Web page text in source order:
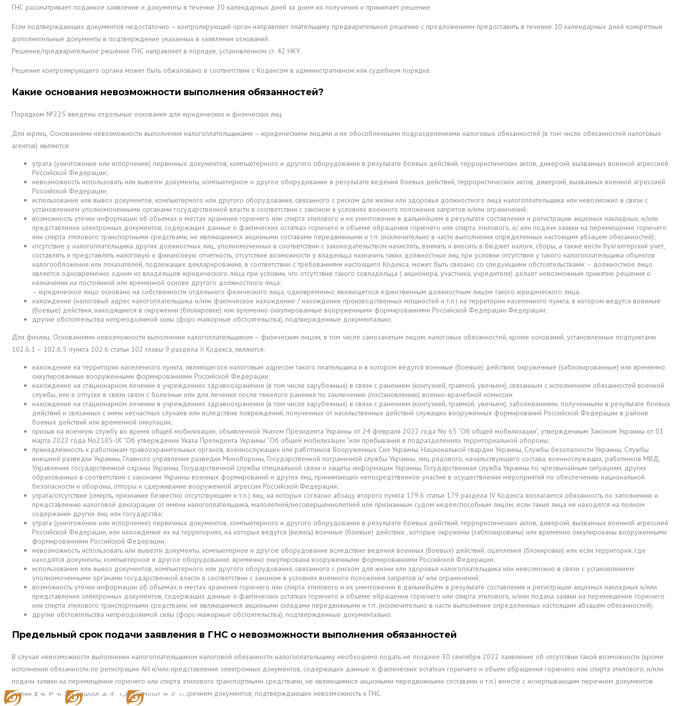
ГНС рассматривает поданное заявление и документы в течение 20 календарных дней за днем ​​их получения и принимает решение.
Если подтверждающих документов недостаточно – контролирующий орган направляет плательщику предварительное решение с предложением предоставить в течение 10 календарных дней конкретные
дополнительные документы в подтверждение указанных в заявлении оснований.
Решение/предварительное решение ГНС направляет в порядке, установленном ст. 42 НКУ.
Решение контролирующего органа может быть обжаловано в соответствии с Кодексом в административном или судебном порядке.
Какие основания невозможности выполнения обязанностей?
Порядком №225 введены отдельные основания для юридических и физических лиц.
Для юрлиц. Основаниями невозможности выполнения налогоплательщиками – юридическими лицами и их обособленными подразделениями налоговых обязанностей (в том числе обязанностей налоговых
агентов) являются:
утрата (уничтожение или испорчение) первичных документов, компьютерного и другого оборудования в результате боевых действий, террористических актов, диверсий, вызванных военной агрессией
Российской Федерации;
невозможность использовать или вывезти документы, компьютерное и другое оборудование в результате ведения боевых действий, террористических актов, диверсий, вызванных военной агрессией
Российской Федерации;
использование или вывоз документов, компьютерного или другого оборудования, связанного с риском для жизни или здоровья должностного лица налогоплательщика или невозможно в связи с
установлением уполномоченными органами государственной власти в соответствии с законом в условиях военного положения запретов и/или ограничений;
возможность утечки информации об объемах и местах хранения горючего или спирта этилового и их уничтожении в дальнейшем в результате составления и регистрации акцизных накладных, и/или
представления электронных документов, содержащих данные о фактических остатках горючего и объеме обращения горючего или спирта этилового, и/ или подачи заявки на перемещение горючего
или спирта этилового транспортными средствами, не являющимися акцизными составами передвижными и т.п. (исключительно в части выполнения определенных настоящим абзацем обязанностей);
отсутствие у налогоплательщика других должностных лиц, уполномоченных в соответствии с законодательством начислять, взимать и вносить в бюджет налоги, сборы, а также вести бухгалтерский учет,
составлять и представлять налоговую и финансовую отчетность, отсутствие возможности у владельца назначить таких должностных лиц при условии отсутствия у такого налогоплательщика объектов
налогообложения или показателей, подлежащих декларированию, в соответствии с требованиями настоящего Кодекса, может быть связано со следующими обстоятельствами: – должностное лицо
является одновременно одним из владельцев юридического лица при условии, что отсутствие такого совладельца ( акционера, участника, учредителя) делает невозможным принятие решения о
назначении на постоянной или временной основе другого должностного лица;
– юридическое лицо основано на собственности отдельного физического лица, одновременно являющегося единственным должностным лицом такого юридического лица.
нахождение (налоговый адрес налогоплательщика и/или фактическое нахождение / нахождение производственных мощностей и т.п.) на территории населенного пункта, в котором ведутся военные
(боевые) действия, находящиеся в окружении (блокировке) или временно оккупированные вооруженными формированиями Российской Федерации Федерации;
другие обстоятельства непреодолимой силы (форс-мажорные обстоятельства), подтвержденные документально.
Для физлиц. Основаниями невозможности выполнения налогоплательщиком – физическим лицом, в том числе самозанятым лицом, налоговых обязанностей, кроме оснований, установленных подпунктами
102.6.1 – 102.6.5 пункта 102.6 статьи 102 главы 9 раздела II Кодекса, являются:
нахождение на территории населенного пункта, являющегося налоговым адресом такого плательщика и в котором ведутся военные (боевые) действия, окруженные (заблокированные) или временно
оккупированные вооруженными формированиями Российской Федерации;
нахождение на стационарном лечении в учреждениях здравоохранения (в том числе зарубежных) в связи с ранением (контузией, травмой, увечьем), связанным с исполнением обязанностей военной
службы, или в отпуске в связи связи с болезнью или для лечения после тяжелого ранения по заключению (постановлению) военно-врачебной комиссии;
нахождение на стационарном лечении в учреждениях здравоохранения (в том числе зарубежных) в связи с ранением (контузией, травмой, увечьем), заболеваниями, полученными в результате боевых
действий и связанных с ними несчастных случаев или вследствие повреждений, полученных от насильственных действий служащих вооруженных формирований Российской Федерации в районе
боевых действий или временной оккупации;
призыв на военную службу во время общей мобилизации, объявленной Указом Президента Украины от 24 февраля 2022 года No 65 “Об общей мобилизации”, утвержденным Законом Украины от 03
марта 2022 года No2105-IX “Об утверждении Указа Президента Украины “Об общей мобилизации “или пребывания в подразделениях территориальной обороны;
принадлежность к работникам правоохранительных органов, военнослужащих или работников Вооруженных Сил Украины, Национальной гвардии Украины, Службы безопасности Украины, Службы
внешней разведки Украины, Главного управления разведки Минобороны, Государственной пограничной службы Украины, лиц рядового, начальствующего состава, военнослужащих, работников МВД,
Управление государственной охраны Украины, Государственной службы специальной связи и защиты информации Украины, Государственная служба Украины по чрезвычайным ситуациям, других
образованных в соответствии с законами Украины военных формирований и других лиц, принимающих непосредственное участие в осуществлении мероприятий по обеспечению национальной
безопасности и обороны, отпоры и сдерживание вооруженной агрессии Российской Федерации;
утрата/отсутствие (смерть, признание безвестно отсутствующим и т.п.) лиц, на которых согласно абзацу второго пункта 179.6 статьи 179 раздела IV Кодекса возлагается обязанность по заполнению и
представлению налоговой декларации от имени налогоплательщика, малолетней/несовершеннолетней или признанным судом недееспособным лицом, если такие лица не находятся на полном
содержании других лиц или государства;
утрата (уничтожение или испорчение) первичных документов, компьютерного и другого оборудования в результате боевых действий, террористических актов, диверсий, вызванных военной агрессией
Российской Федерации, или нахождение их на территориях, на которых ведутся (велись) военные (боевые) действия , которые окружены (заблокированы) или временно оккупированы вооруженными
формированиями Российской Федерации;
невозможность использовать или вывезти документы, компьютерное и другое оборудование вследствие ведения военных (боевых) действий, оцепления (блокировки) или если территория, где
находятся документы, компьютерное и другое оборудование, временно оккупирована вооруженными формированиями Российской Федерации;
использование или вывоз документов, компьютерного или другого оборудования, связанного с риском для жизни или здоровья налогоплательщика или невозможно в связи с установлением
уполномоченными органами государственной власти в соответствии с законом в условиях военного положения запретов и/ или ограничений;
возможность утечки информации об объемах и местах хранения горючего или спирта этилового и их уничтожении в дальнейшем в результате составления и регистрации акцизных накладных и/или
представления электронных документов, содержащих данные о фактических остатках горючего и объеме обращения горючего или спирта этилового, и/или подача заявки на перемещение горючего
или спирта этилового транспортными средствами, не являющимися акцизными складами передвижными и т.п. (исключительно в части выполнения определенных настоящим абзацем обязанностей);
другие обстоятельства непреодолимой силы (форс-мажорные обстоятельства), подтвержденные документально.
Предельный срок подачи заявления в ГНС о невозможности выполнения обязанностей
В случае невозможности выполнения налогоплательщиком налоговой обязанности налогоплательщику необходимо подать не позднее 30 сентября 2022 заявление об отсутствии такой возможности (кроме
исполнения обязанности по регистрации АН и/или представления электронных документов, содержащих данные о фактических остатках горючего и объем обращения горючего или спирта этилового, и/или
подачи заявки на перемещение горючего или спирта этилового транспортными средствами, не являющимися акцизными передвижными составами и т.п.) вместе с исчерпывающим перечнем документов
(копий документов), информации, предусмотренных Перечнем документов, подтверждающих невозможность к ГНС.